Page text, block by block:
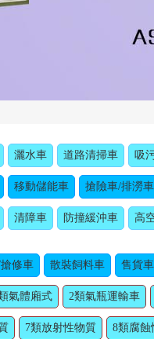
灑水車 道路清掃車 吸
移動儲能車 搶險車/排澇車
清障車 防撞緩沖車 高
修車 散裝飼料車 售貨車
氣體廂式 2類氣瓶運輸車
7類放射性物質 8類腐蝕